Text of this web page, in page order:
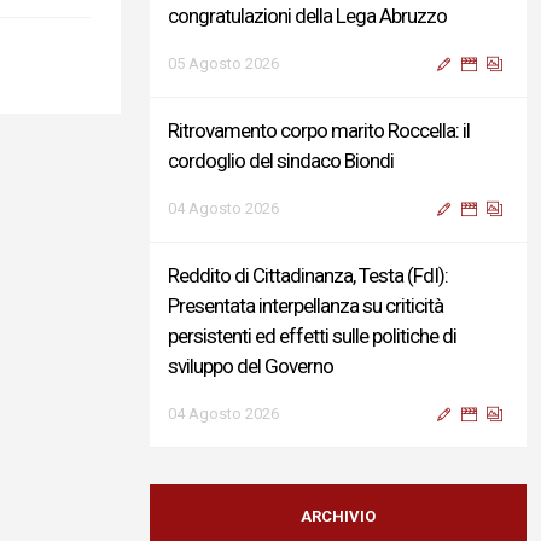
congratulazioni della Lega Abruzzo
05 Agosto 2026
Ritrovamento corpo marito Roccella: il
cordoglio del sindaco Biondi
04 Agosto 2026
Reddito di Cittadinanza, Testa (FdI):
Presentata interpellanza su criticità
persistenti ed effetti sulle politiche di
sviluppo del Governo
04 Agosto 2026
Sigismondi, Liris e Testa: “Profondo
cordoglio e vicinanza al Ministro Roccella e
ARCHIVIO